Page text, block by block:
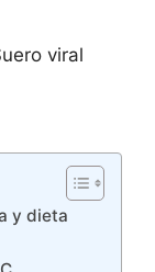
y dieta